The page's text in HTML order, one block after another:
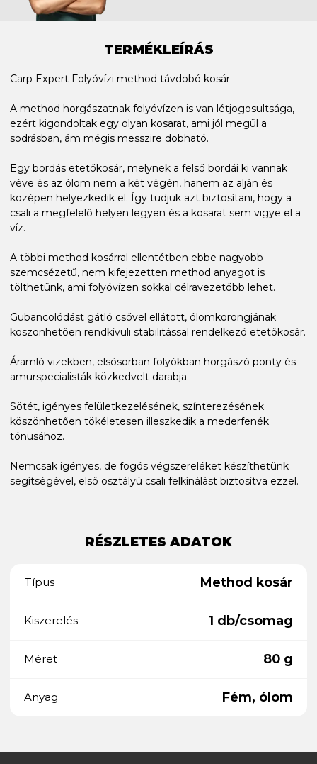
TERMÉKLEÍRÁS
Carp Expert Folyóvízi method távdobó kosár
A method horgászatnak folyóvízen is van létjogosultsága,
ezért kigondoltak egy olyan kosarat, ami jól megül a
sodrásban, ám mégis messzire dobható.
Egy bordás etetőkosár, melynek a felső bordái ki vannak
véve és az ólom nem a két végén, hanem az alján és
középen helyezkedik el. Így tudjuk azt biztosítani, hogy a
csali a megfelelő helyen legyen és a kosarat sem vigye el a
víz.
A többi method kosárral ellentétben ebbe nagyobb
szemcsézetű, nem kifejezetten method anyagot is
tölthetünk, ami folyóvízen sokkal célravezetőbb lehet.
Gubancolódást gátló csővel ellátott, ólomkorongjának
köszönhetően rendkívüli stabilitással rendelkező etetőkosár.
Áramló vizekben, elsősorban folyókban horgászó ponty és
amurspecialisták közkedvelt darabja.
Sötét, igényes felületkezelésének, színterezésének
köszönhetően tökéletesen illeszkedik a mederfenék
tónusához.
Nemcsak igényes, de fogós végszereléket készíthetünk
segítségével, első osztályú csali felkínálást biztosítva ezzel.
RÉSZLETES ADATOK
Típus Method kosár
Kiszerelés 1 db/csomag
Méret 80 g
Anyag Fém, ólom